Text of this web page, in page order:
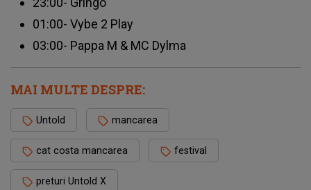
01:00- Vybe 2 Play
03:00- Pappa M & MC Dylma
MAI MULTE DESPRE:
Untold mancarea
cat costa mancarea festival
preturi Untold X